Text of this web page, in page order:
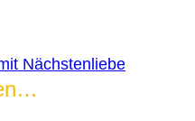
Nächstenliebe